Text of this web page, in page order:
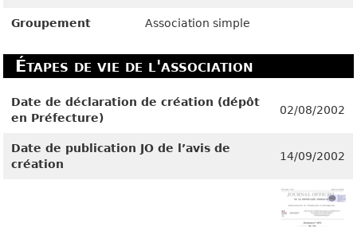
Groupement Association simple
Étapes de vie de l'association
Date de déclaration de création (dépôt
en Préfecture)
02/08/2002
Date de publication JO de l’avis de
création
14/09/2002